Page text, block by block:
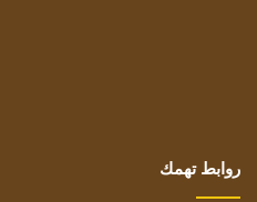
روابط تهمك